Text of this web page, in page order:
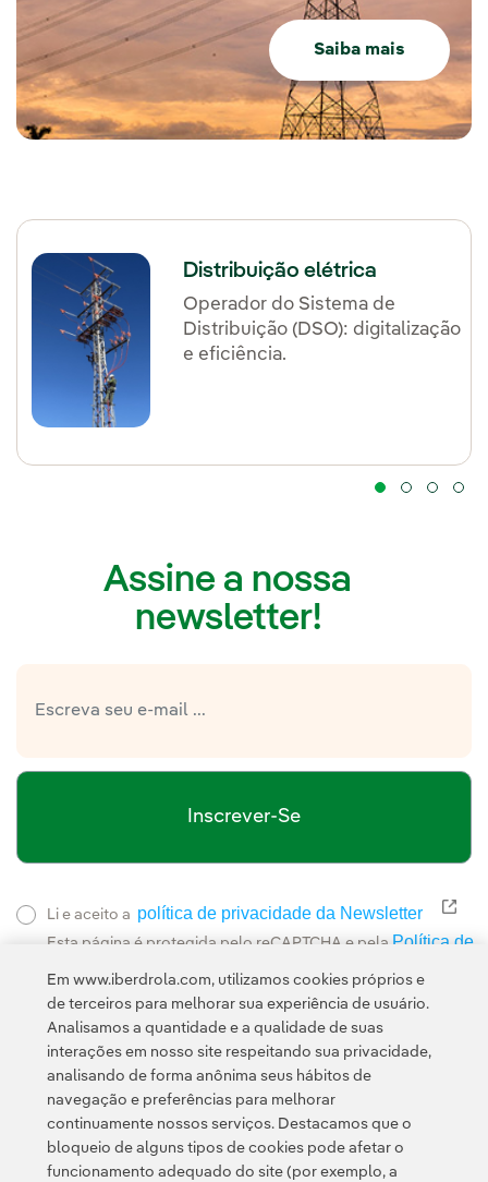
Saiba mais
Distribuição elétrica
Operador do Sistema de
Distribuição (DSO): digitalização
e eficiência.
Assine a nossa
newsletter!
Inscrever-Se
Li e aceito a política de privacidade da Newsletter Link
Esta página é protegida pelo reCAPTCHA e pela Política de
Contato Clientes Política de Privacidade Informação legal
Transparência no uso da IA Política de cookies Configuração de cookies
Em www.iberdrola.com, utilizamos cookies próprios e
de terceiros para melhorar sua experiência de usuário.
Analisamos a quantidade e a qualidade de suas
interações em nosso site respeitando sua privacidade,
analisando de forma anônima seus hábitos de
navegação e preferências para melhorar
continuamente nossos serviços. Destacamos que o
bloqueio de alguns tipos de cookies pode afetar o
funcionamento adequado do site (por exemplo, a